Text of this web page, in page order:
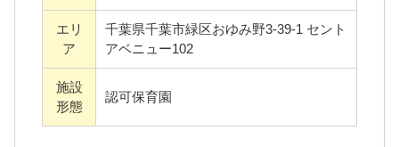
・行事の準備が間に合わないとき
・子どもへの関わり方に迷ったとき
・保護者対応に不安を感じたときも「こんな
こと聞いていいのかな…」と思わずに遠慮な
く声をかけてください。
エリ
ア
千葉県千葉市緑区おゆみ野3-39-1 セント
アベニュー102
施設
形態
認可保育園